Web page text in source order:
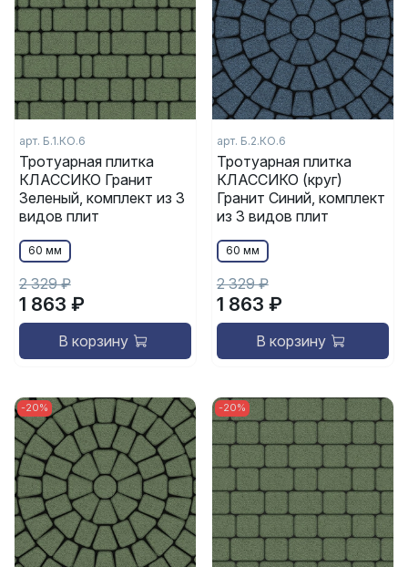
арт. Б.1.КО.6
Тротуарная плитка
КЛАССИКО Гранит
Зеленый, комплект из 3
видов плит
60 мм
2 329 ₽
1 863 ₽
В корзину
арт. Б.2.КО.6
Тротуарная плитка
КЛАССИКО (круг)
Гранит Синий, комплект
из 3 видов плит
60 мм
2 329 ₽
1 863 ₽
В корзину
-20% -20%